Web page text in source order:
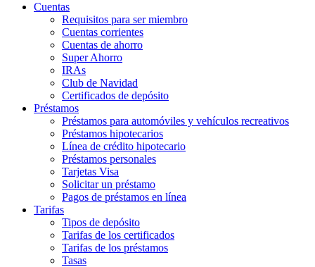
Cuentas
Requisitos para ser miembro
Cuentas corrientes
Cuentas de ahorro
Super Ahorro
IRAs
Club de Navidad
Certificados de depósito
Préstamos
Préstamos para automóviles y vehículos recreativos
Préstamos hipotecarios
Línea de crédito hipotecario
Préstamos personales
Tarjetas Visa
Solicitar un préstamo
Pagos de préstamos en línea
Tarifas
Tipos de depósito
Tarifas de los certificados
Tarifas de los préstamos
Tasas